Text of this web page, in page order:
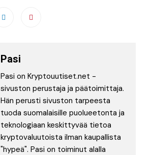
Pasi
Pasi on Kryptouutiset.net -
sivuston perustaja ja päätoimittaja.
Hän perusti sivuston tarpeesta
tuoda suomalaisille puolueetonta ja
teknologiaan keskittyvää tietoa
kryptovaluutoista ilman kaupallista
"hypeä". Pasi on toiminut alalla